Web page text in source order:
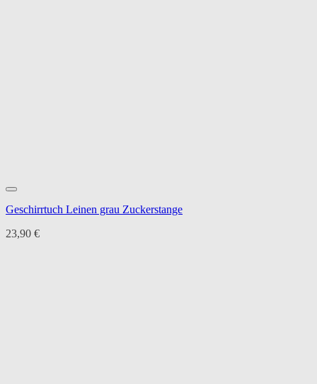
Geschirrtuch Leinen grau Zuckerstange
23,90 €